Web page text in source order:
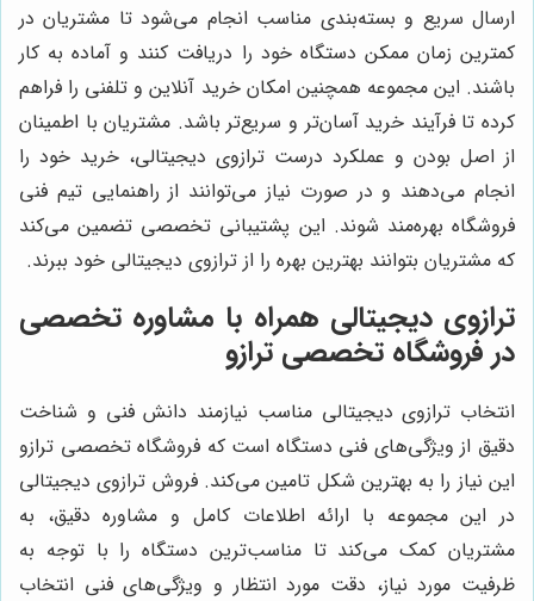
ارسال سریع و بسته‌بندی مناسب انجام می‌شود تا مشتریان در
کمترین زمان ممکن دستگاه خود را دریافت کنند و آماده به کار
باشند. این مجموعه همچنین امکان خرید آنلاین و تلفنی را فراهم
کرده تا فرآیند خرید آسان‌تر و سریع‌تر باشد. مشتریان با اطمینان
از اصل بودن و عملکرد درست ترازوی دیجیتالی، خرید خود را
انجام می‌دهند و در صورت نیاز می‌توانند از راهنمایی تیم فنی
فروشگاه بهره‌مند شوند. این پشتیبانی تخصصی تضمین می‌کند
که مشتریان بتوانند بهترین بهره را از ترازوی دیجیتالی خود ببرند.
ترازوی دیجیتالی همراه با مشاوره تخصصی
در فروشگاه تخصصی ترازو
انتخاب ترازوی دیجیتالی مناسب نیازمند دانش فنی و شناخت
دقیق از ویژگی‌های فنی دستگاه است که فروشگاه تخصصی ترازو
این نیاز را به بهترین شکل تامین می‌کند. فروش ترازوی دیجیتالی
در این مجموعه با ارائه اطلاعات کامل و مشاوره دقیق، به
مشتریان کمک می‌کند تا مناسب‌ترین دستگاه را با توجه به
ظرفیت مورد نیاز، دقت مورد انتظار و ویژگی‌های فنی انتخاب